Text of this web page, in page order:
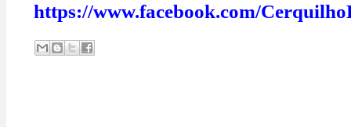
https://www.facebook.com/